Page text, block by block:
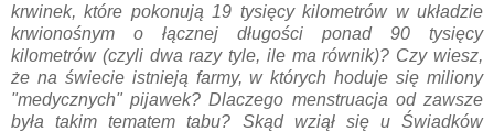
krwinek, które pokonują 19 tysięcy kilometrów w układzie
krwionośnym o łącznej długości ponad 90 tysięcy
kilometrów (czyli dwa razy tyle, ile ma równik)? Czy wiesz,
że na świecie istnieją farmy, w których hoduje się miliony
"medycznych" pijawek? Dlaczego menstruacja od zawsze
była takim tematem tabu? Skąd wziął się u Świadków